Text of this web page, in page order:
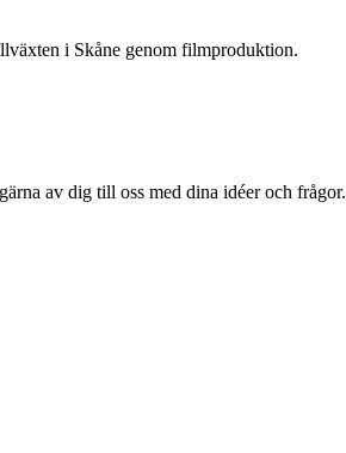
i Skåne genom filmproduktion.
av dig till oss med dina idéer och frågor.